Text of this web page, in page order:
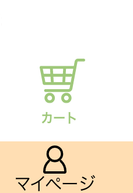
カート
マイページ